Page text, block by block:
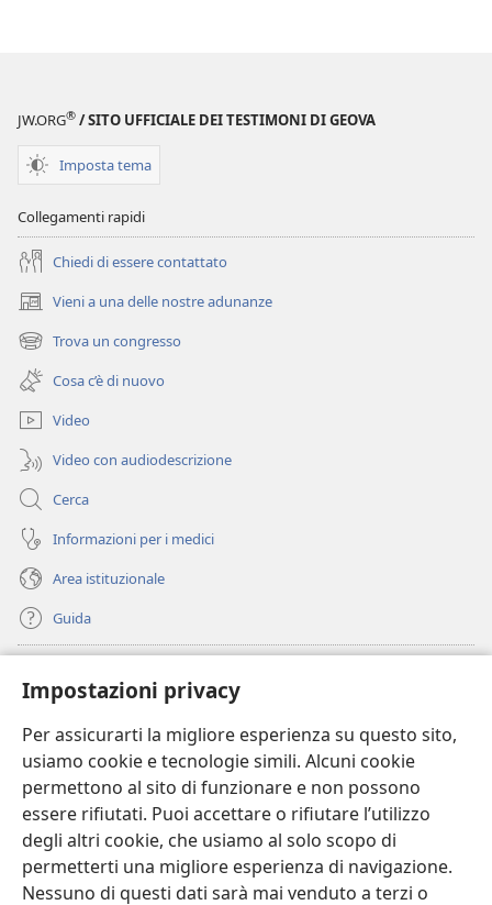
Impostazioni privacy
Per assicurarti la migliore esperienza su questo sito,
usiamo cookie e tecnologie simili. Alcuni cookie
permettono al sito di funzionare e non possono
essere rifiutati. Puoi accettare o rifiutare l’utilizzo
degli altri cookie, che usiamo al solo scopo di
permetterti una migliore esperienza di navigazione.
Nessuno di questi dati sarà mai venduto a terzi o
SVEGLIATEVI!
JW.ORG® / SITO UFFICIALE DEI TESTIMONI DI GEOVA
Imposta tema
Collegamenti rapidi
Chiedi di essere contattato
Vieni a una delle nostre adunanze
(apre
una
nuova
finestra)
Trova un congresso
(apre
una
nuova
finestra)
Cosa c’è di nuovo
Video
Video con audiodescrizione
Cerca
Informazioni per i medici
Area istituzionale
Guida
(apre
una
nuova
finestra)
BIBLIOTECA ONLINE Watchtower
(apre
una
nuova
finestra)
JW Hub
(apre
una
nuova
finestra)
JW Library
Watchtower Library®